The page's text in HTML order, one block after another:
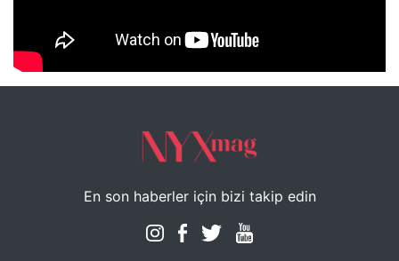
NYXmag 2. Yaş Kutlama Etkinliği
En son haberler için bizi takip edin